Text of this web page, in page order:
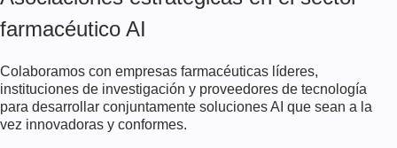
farmacéutico AI
Colaboramos con empresas farmacéuticas líderes,
instituciones de investigación y proveedores de tecnología
para desarrollar conjuntamente soluciones AI que sean a la
vez innovadoras y conformes.